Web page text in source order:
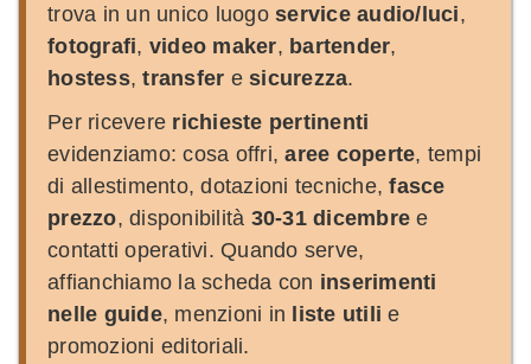
trova in un unico luogo service audio/luci,
fotografi, video maker, bartender,
hostess,transfer e sicurezza.
Per ricevere richieste pertinenti
evidenziamo: cosa offri,aree coperte, tempi
di allestimento, dotazioni tecniche,fasce
prezzo, disponibilità 30-31 dicembre e
contatti operativi. Quando serve,
affianchiamo la scheda con inserimenti
nelle guide, menzioni in liste utili e
promozioni editoriali.